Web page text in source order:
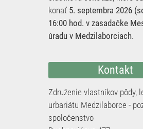
konať 5. septembra 2026
16:00 hod. v zasadačke
úradu v Medzilaborciach.
Kontakt
Združenie vlastníkov pôdy,
urbariátu Medzilaborce -
spoločenstvo